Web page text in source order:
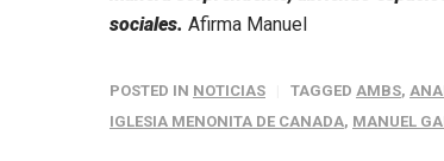
sociales. Afirma Manuel
POSTED IN NOTICIAS TAGGED AMBS,
IGLESIA MENONITA DE CANADA, MANUEL